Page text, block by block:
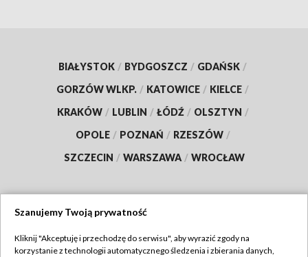
BIAŁYSTOK / BYDGOSZCZ / GDAŃSK /
GORZÓW WLKP. / KATOWICE / KIELCE /
KRAKÓW / LUBLIN / ŁÓDŹ / OLSZTYN /
OPOLE / POZNAŃ / RZESZÓW /
SZCZECIN / WARSZAWA / WROCŁAW
TVP
Szanujemy Twoją prywatność
Kliknij "Akceptuję i przechodzę do serwisu", aby wyrazić zgody na
korzystanie z technologii automatycznego śledzenia i zbierania danych,